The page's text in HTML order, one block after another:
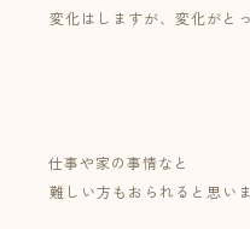
変化はしますが、変化がと
仕事や家の事情なと⁡
難しい方もおられると思いま